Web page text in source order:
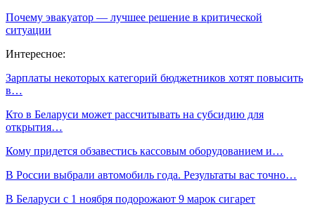
Почему эвакуатор — лучшее решение в критической
ситуации
Интересное:
Зарплаты некоторых категорий бюджетников хотят повысить
в…
Кто в Беларуси может рассчитывать на субсидию для
открытия…
Кому придется обзавестись кассовым оборудованием и…
В России выбрали автомобиль года. Результаты вас точно…
В Беларуси с 1 ноября подорожают 9 марок сигарет